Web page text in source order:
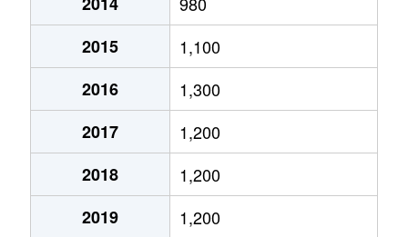
富丘２条
2,000万円
西宮の沢６条
2,200万円
星置１条
2,300万円
星置１条
1,800万円
星置１条
1,500万円
星置２条
1,400万円
2015
1,100
2016
1,300
2017
1,200
2018
1,200
2019
1,200